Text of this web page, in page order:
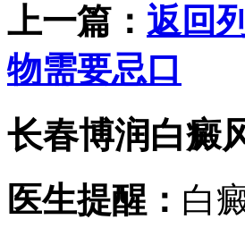
上一篇： 返回
物需要忌口
长春博润白癜
医生提醒： 白